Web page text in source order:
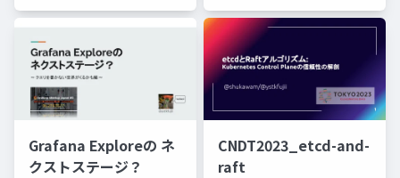
Grafana Exploreの ネ
クストステージ？
CNDT2023_etcd-and-
raft